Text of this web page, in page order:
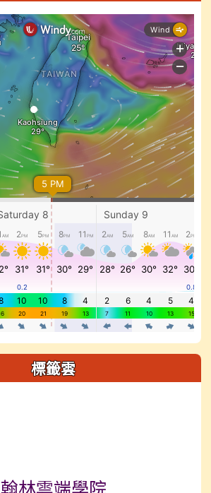
標籤雲
翰林雲端學院